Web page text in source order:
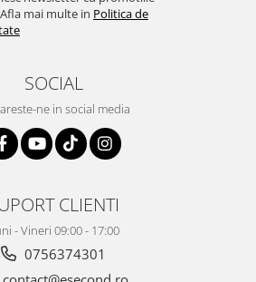
mai multe in Politica de
SOCIAL
ne in social media
CLIENTI
- Vineri 09:00 - 17:00
0756374301